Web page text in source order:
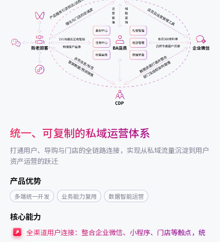
统一、可复制的私域运营体系
打通用户、导购与门店的全链路连接，实现从私域流量沉淀到用户
资产运营的跃迁
产品优势
多端统一开发 业务能力复用 数据智能运营
核心能力
全渠道用户连接：整合企业微信、小程序、门店等触点，统